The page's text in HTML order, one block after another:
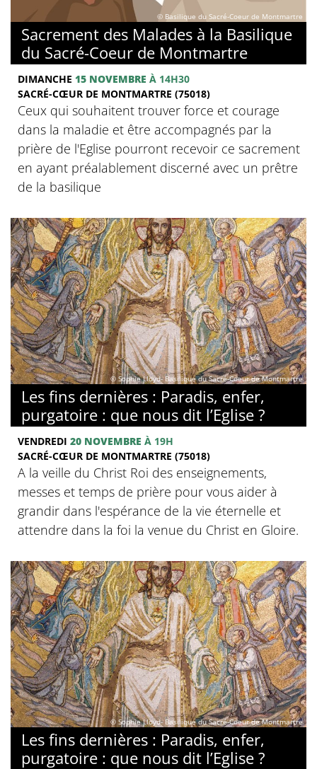
© Basilique du Sacré-Coeur de Montmartre
Sacrement des Malades à la Basilique
du Sacré-Coeur de Montmartre
DIMANCHE 15 NOVEMBRE À 14H30
SACRÉ-CŒUR DE MONTMARTRE (75018)
Ceux qui souhaitent trouver force et courage
dans la maladie et être accompagnés par la
prière de l'Eglise pourront recevoir ce sacrement
en ayant préalablement discerné avec un prêtre
de la basilique
© Sophie Lloyd- Basilique du Sacré-Coeur de Montmartre
Les fins dernières : Paradis, enfer,
purgatoire : que nous dit l’Eglise ?
VENDREDI 20 NOVEMBRE À 19H
SACRÉ-CŒUR DE MONTMARTRE (75018)
A la veille du Christ Roi des enseignements,
messes et temps de prière pour vous aider à
grandir dans l'espérance de la vie éternelle et
attendre dans la foi la venue du Christ en Gloire.
© Sophie Lloyd- Basilique du Sacré-Coeur de Montmartre
Les fins dernières : Paradis, enfer,
purgatoire : que nous dit l’Eglise ?